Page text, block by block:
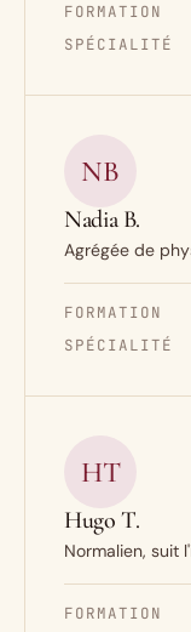
FORMATION
SPÉCIALITÉ
NB
Nadia B.
Agrégée de
FORMATION
SPÉCIALITÉ
HT
Hugo T.
Normalien, suit
FORMATION